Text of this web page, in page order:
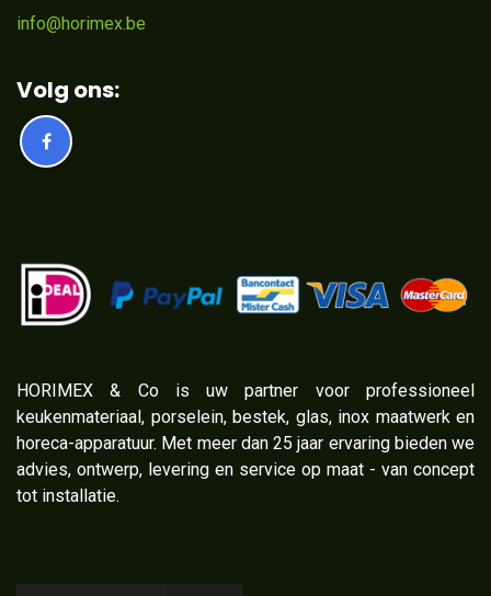
info@horimex.be
Volg ons:
​HORIMEX & Co is uw partner voor professioneel
keukenmateriaal, porselein, bestek, glas, inox maatwerk en
horeca-apparatuur. Met meer dan 25 jaar ervaring bieden we
advies, ontwerp, levering en service op maat - van concept
tot installatie.